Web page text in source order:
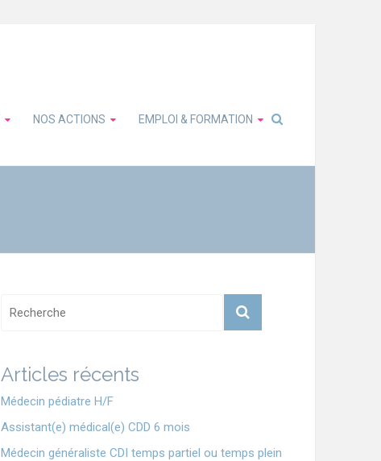
NOS ACTIONS EMPLOI & FORMATION
Articles récents
Médecin pédiatre H/F
Assistant(e) médical(e) CDD 6 mois
Médecin généraliste CDI temps partiel ou temps plein